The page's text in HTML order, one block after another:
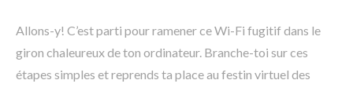
Allons-y! C’est parti pour ramener ce Wi-Fi fugitif dans le
giron chaleureux de ton ordinateur. Branche-toi sur ces
étapes simples et reprends ta place au festin virtuel des